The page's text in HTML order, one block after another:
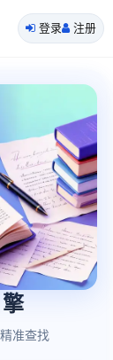
登录 注册
准查找